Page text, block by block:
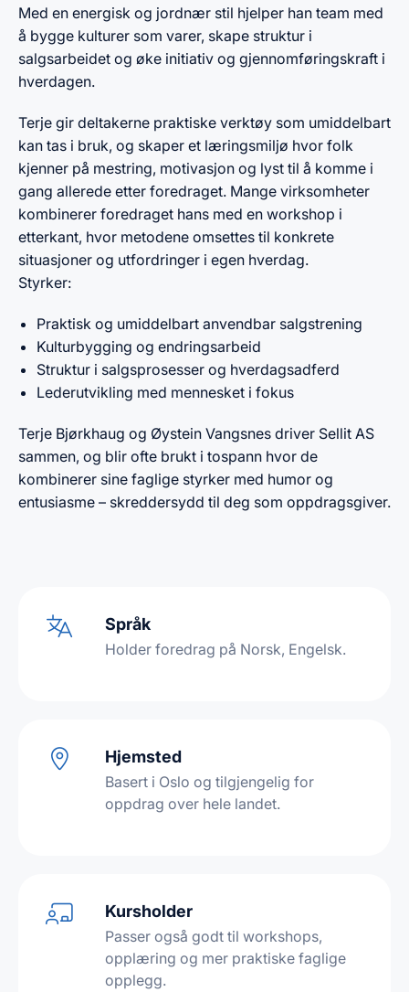
Med en energisk og jordnær stil hjelper han team med
å bygge kulturer som varer, skape struktur i
salgsarbeidet og øke initiativ og gjennomføringskraft i
hverdagen.
Terje gir deltakerne praktiske verktøy som umiddelbart
kan tas i bruk, og skaper et læringsmiljø hvor folk
kjenner på mestring, motivasjon og lyst til å komme i
gang allerede etter foredraget. Mange virksomheter
kombinerer foredraget hans med en workshop i
etterkant, hvor metodene omsettes til konkrete
situasjoner og utfordringer i egen hverdag.
Styrker:
Praktisk og umiddelbart anvendbar salgstrening
Kulturbygging og endringsarbeid
Struktur i salgsprosesser og hverdagsadferd
Lederutvikling med mennesket i fokus
Terje Bjørkhaug og Øystein Vangsnes driver Sellit AS
sammen, og blir ofte brukt i tospann hvor de
kombinerer sine faglige styrker med humor og
entusiasme – skreddersydd til deg som oppdragsgiver.
Språk
Holder foredrag på Norsk, Engelsk.
Hjemsted
Basert i Oslo og tilgjengelig for
oppdrag over hele landet.
Kursholder
Passer også godt til workshops,
opplæring og mer praktiske faglige
opplegg.